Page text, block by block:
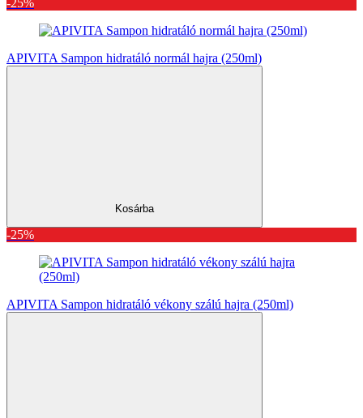
APIVITA Sampon hidratáló normál hajra (250ml)
Kosárba
-25%
APIVITA Sampon hidratáló vékony szálú hajra (250ml)